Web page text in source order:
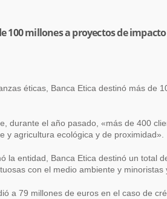
100 millones a proyectos de
éticas, Banca Etica destinó más de
durante el año pasado, «más de 400
y agricultura ecológica y de proximidad».
la entidad, Banca Etica destinó un total
con el medio ambiente y
a 79 millones de euros en el caso de